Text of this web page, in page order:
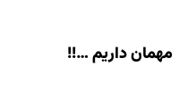
مهمان داریم …!!